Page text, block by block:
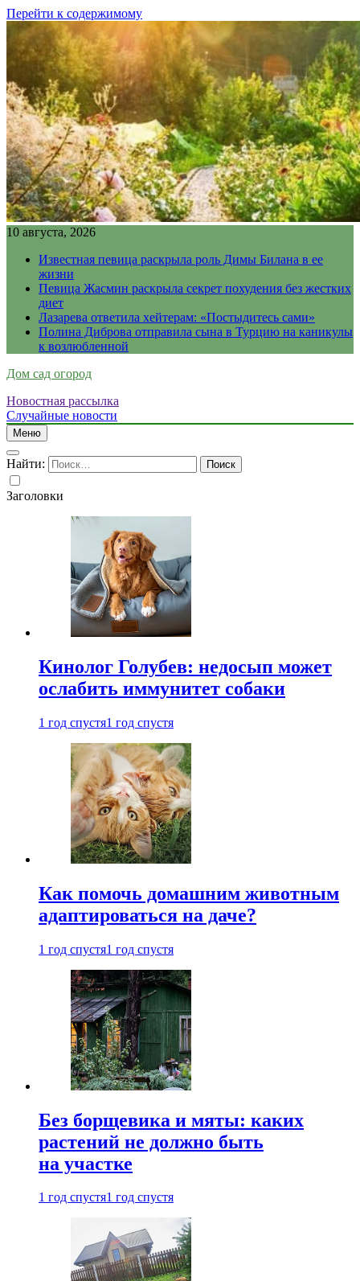
Перейти к содержимому
10 августа, 2026
Известная певица раскрыла роль Димы Билана в ее
жизни
Певица Жасмин раскрыла секрет похудения без жестких
диет
Лазарева ответила хейтерам: «Постыдитесь сами»
Полина Диброва отправила сына в Турцию на каникулы
к возлюбленной
Дом сад огород
Новостная рассылка
Случайные новости
Меню
Найти:
Заголовки
Кинолог Голубев: недосып может
ослабить иммунитет собаки
1 год спустя1 год спустя
Как помочь домашним животным
адаптироваться на даче?
1 год спустя1 год спустя
Без борщевика и мяты: каких
растений не должно быть
на участке
1 год спустя1 год спустя